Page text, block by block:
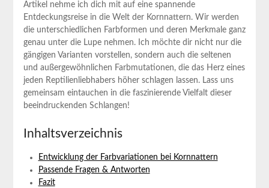
Artikel nehme ⁣ich dich mit auf‍ eine ‌spannende
Entdeckungsreise in‍ die Welt der Kornnattern. Wir ‌werden
die ‍unterschiedlichen ⁤Farbformen und⁤ deren Merkmale ganz
genau unter die ⁢Lupe nehmen. Ich möchte ‍dir nicht nur die
gängigen Varianten vorstellen,⁢ sondern auch die seltenen​
und außergewöhnlichen Farbmutationen, die ⁢das Herz eines‍
jeden Reptilienliebhabers höher schlagen‌ lassen.​ Lass uns
‌gemeinsam eintauchen‌ in die faszinierende‍ Vielfalt dieser
beeindruckenden Schlangen!
Inhaltsverzeichnis
Entwicklung⁢ der Farbvariationen bei Kornnattern
Passende Fragen & ‍Antworten
Fazit